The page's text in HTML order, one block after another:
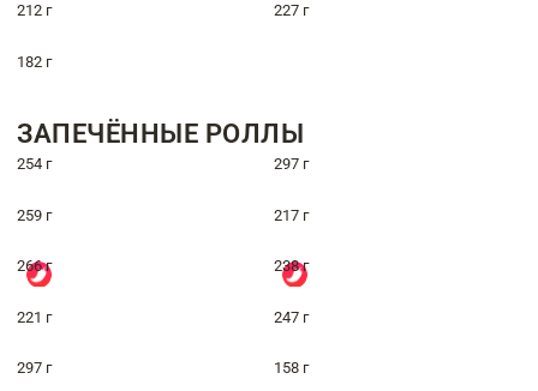
212 г 227 г
182 г
ЗАПЕЧЁННЫЕ РОЛЛЫ
254 г 297 г
259 г 217 г
266 г 238 г
221 г 247 г
297 г 158 г